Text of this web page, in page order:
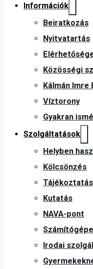
Információk
Beiratkozás
Nyitvatartás
Közösségi
Kálmán Imre
Víztorony
Gyakran
Szolgáltatások
Helyben
Kölcsönzés
Kutatás
NAVA-pont
Irodai